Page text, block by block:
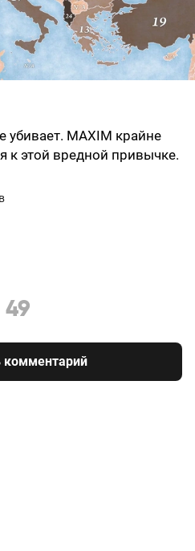
убивает. MAXIM крайне
к этой вредной привычке.
49
комментарий